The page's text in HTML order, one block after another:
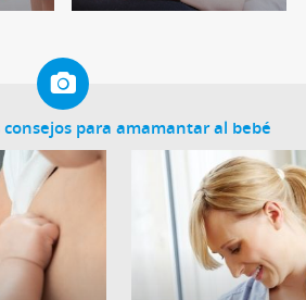
consejos para amamantar al bebé